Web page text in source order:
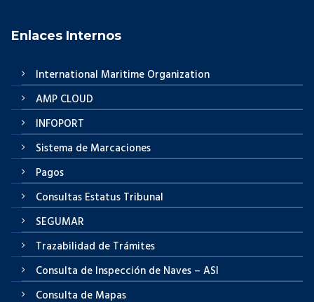
Enlaces Internos
International Maritime Organization
AMP CLOUD
INFOPORT
Sistema de Marcaciones
Pagos
Consultas Estatus Tribunal
SEGUMAR
Trazabilidad de Trámites
Consulta de Inspección de Naves – ASI
Consulta de Mapas